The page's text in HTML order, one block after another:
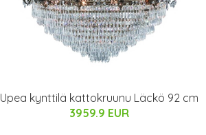
Upea kynttilä kattokruunu Läckö 92 cm
3959.9 EUR